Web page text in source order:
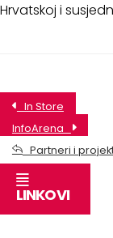
Hrvatskoj i
In Store
InfoArena
Partneri i
LINKOVI